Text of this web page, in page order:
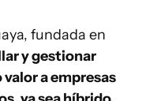
fundada en
y gestionar
a empresas